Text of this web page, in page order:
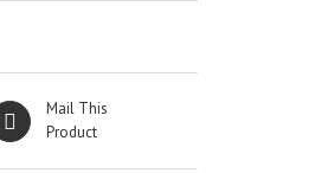
Mail This
Product